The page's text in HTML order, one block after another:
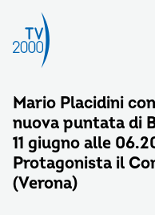
Mario Placidini
nuova puntata di
11 giugno alle
Protagonista il
(Verona)